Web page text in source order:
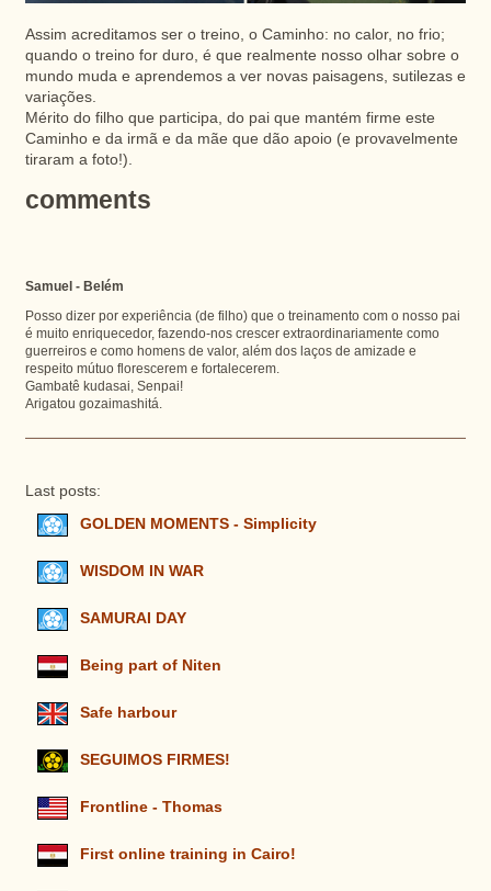
Assim acreditamos ser o treino, o Caminho: no calor, no frio;
quando o treino for duro, é que realmente nosso olhar sobre o
mundo muda e aprendemos a ver novas paisagens, sutilezas e
variações.
Mérito do filho que participa, do pai que mantém firme este
Caminho e da irmã e da mãe que dão apoio (e provavelmente
tiraram a foto!).
comments
Samuel - Belém
Posso dizer por experiência (de filho) que o treinamento com o nosso pai
é muito enriquecedor, fazendo-nos crescer extraordinariamente como
guerreiros e como homens de valor, além dos laços de amizade e
respeito mútuo florescerem e fortalecerem.
Gambatê kudasai, Senpai!
Arigatou gozaimashitá.
Last posts:
GOLDEN MOMENTS - Simplicity
WISDOM IN WAR
SAMURAI DAY
Being part of Niten
Safe harbour
SEGUIMOS FIRMES!
Frontline - Thomas
First online training in Cairo!